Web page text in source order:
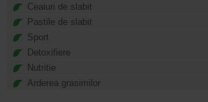
Ceaiuri de slabit
Pastile de slabit
Sport
Detoxifiere
Nutritie
Arderea grasimilor